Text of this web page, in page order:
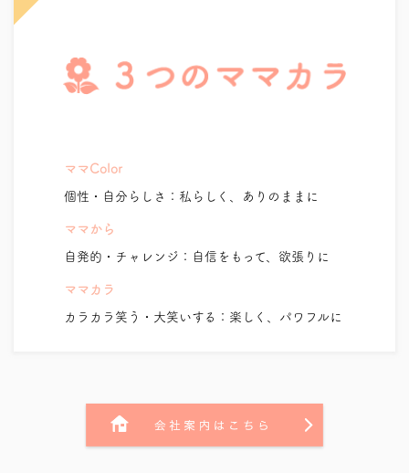
ママColor
個性・自分らしさ：私らしく、ありのままに
ママから
自発的・チャレンジ：自信をもって、欲張りに
ママカラ
カラカラ笑う・大笑いする：楽しく、パワフルに